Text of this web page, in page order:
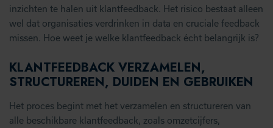
inzichten te halen uit klantfeedback. Het risico bestaat alleen
wel dat organisaties verdrinken in data en cruciale feedback
missen. Hoe weet je welke klantfeedback écht belangrijk is?
KLANTFEEDBACK VERZAMELEN,
STRUCTUREREN, DUIDEN EN GEBRUIKEN
Het proces begint met het verzamelen en structureren van
alle beschikbare klantfeedback, zoals omzetcijfers,